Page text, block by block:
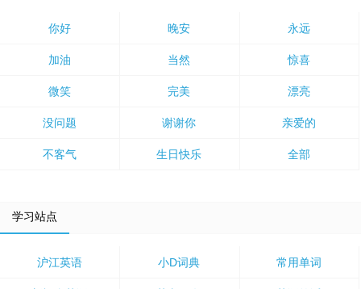
你好 晚安 永远
加油 当然 惊喜
微笑 完美 漂亮
没问题 谢谢你 亲爱的
不客气 生日快乐 全部
学习站点
沪江英语 小D词典 常用单词